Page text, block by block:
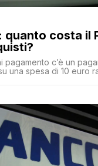
quanto costa il
pagamento c’è un
una spesa di 10 euro